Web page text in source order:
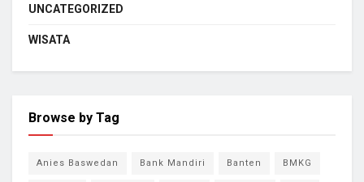
UNCATEGORIZED
WISATA
Browse by Tag
Anies Baswedan Bank Mandiri Banten BMKG